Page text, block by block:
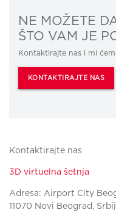
NE MOŽETE
ŠTO VAM JE
Kontaktirajte nas i mi
KONTAKTIRAJTE NAS
Kontaktirajte nas
3D virtuelna šetnja
Adresa: Airport City
11070 Novi Beograd,